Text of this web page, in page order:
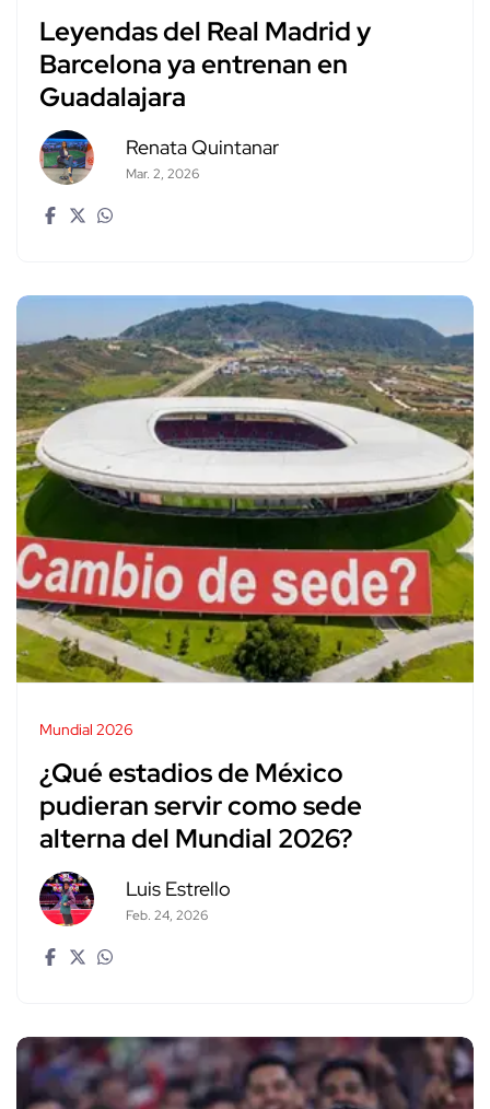
Leyendas del Real Madrid y
Barcelona ya entrenan en
Guadalajara
Renata Quintanar
Mar. 2, 2026
Mundial 2026
¿Qué estadios de México
pudieran servir como sede
alterna del Mundial 2026?
Luis Estrello
Feb. 24, 2026